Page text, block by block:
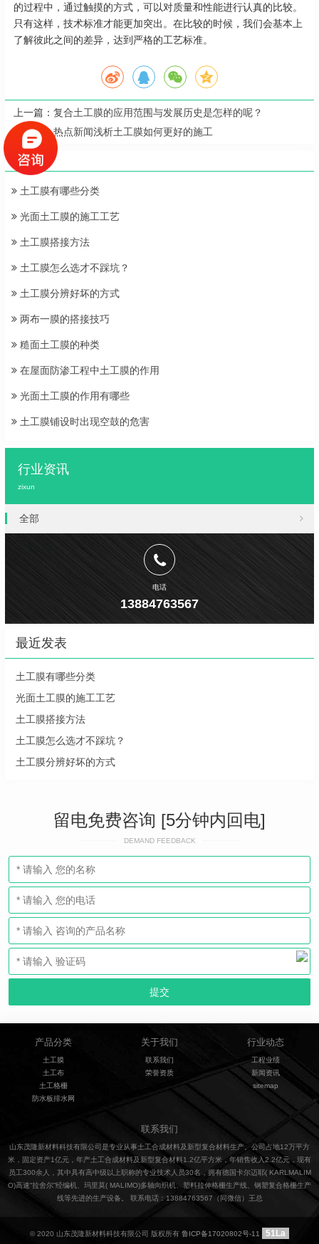
的过程中，通过触摸的方式，可以对质量和性能进行认真的比较。
只有这样，技术标准才能更加突出。在比较的时候，我们会基本上
了解彼此之间的差异，达到严格的工艺标准。
上一篇： 复合土工膜的应用范围与发展历史是怎样的呢？
下一篇：热点新闻浅析土工膜如何更好的施工
为您推荐
土工膜有哪些分类
光面土工膜的施工工艺
土工膜搭接方法
土工膜怎么选才不踩坑？
土工膜分辨好坏的方式
两布一膜的搭接技巧
糙面土工膜的种类
在屋面防渗工程中土工膜的作用
光面土工膜的作用有哪些
土工膜铺设时出现空鼓的危害
行业资讯
zixun
全部
电话
13884763567
最近发表
土工膜有哪些分类
光面土工膜的施工工艺
土工膜搭接方法
土工膜怎么选才不踩坑？
土工膜分辨好坏的方式
留电免费咨询 [5分钟内回电]
DEMAND FEEDBACK
产品分类
土工膜
土工布
土工格栅
防水板排水网
关于我们
联系我们
荣誉资质
行业动态
工程业绩
新闻资讯
sitemap
联系我们
山东茂隆新材料科技有限公司是专业从事土工合成材料及新型复合材料生产。公司占地12万平方
米，固定资产1亿元，年产土工合成材料及新型复合材料1.2亿平方米，年销售收入2.2亿元，现有
员工300余人，其中具有高中级以上职称的专业技术人员30名，拥有德国卡尔迈耶( KARLMALIM
O)高速“拉舍尔”经编机、玛里莫( MALIMO)多轴向织机、塑料拉伸格栅生产线、钢塑复合格栅生产
线等先进的生产设备。 联系电话：13884763567（同微信）王总
© 2020 山东茂隆新材料科技有限公司 版权所有 鲁ICP备17020802号-11 51La